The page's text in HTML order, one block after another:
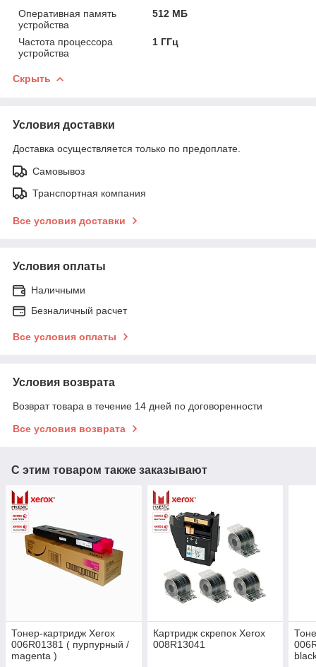
Оперативная память
устройства
512 МБ
Частота процессора
устройства
1 ГГц
Скрыть
Условия доставки
Доставка осуществляется только по предоплате.
Самовывоз
Транспортная компания
Все условия доставки
Условия оплаты
Наличными
Безналичный расчет
Все условия оплаты
Условия возврата
Возврат товара в течение 14 дней по договоренности
Все условия возврата
С этим товаром также заказывают
Тонер-картридж Xerox
006R01381 ( пурпурный /
magenta )
Картридж скрепок Xerox
008R13041